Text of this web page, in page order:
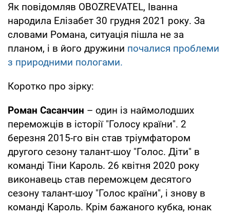
Як повідомляв OBOZREVATEL, Іванна
народила Елізабет 30 грудня 2021 року. За
словами Романа, ситуація пішла не за
планом, і в його дружини почалися проблеми
з природними пологами.
Коротко про зірку:
Роман Сасанчин – один із наймолодших
переможців в історії "Голосу країни". 2
березня 2015-го він став тріумфатором
другого сезону талант-шоу "Голос. Діти" в
команді Тіни Кароль. 26 квітня 2020 року
виконавець став переможцем десятого
сезону талант-шоу "Голос країни", і знову в
команді Кароль. Крім бажаного кубка, юнак